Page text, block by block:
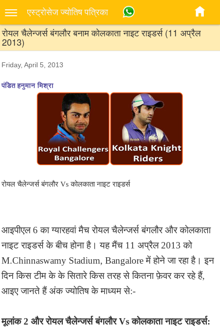
एस्‍ट्रोसेज ज्‍योतिष पत्रिका
रोयल चैलेन्जर्स बंगलौर बनाम कोलकाता नाइट राइडर्स (11 अप्रैल
2013)
Friday, April 5, 2013
पंडित हनुमान मिश्रा
रोयल चैलेन्जर्स बंगलौर Vs कोलकाता नाइट राइडर्स
आइपीएल 6 का ग्यारहवां मैच रोयल चैलेन्जर्स बंगलौर और कोलकाता
नाइट राइडर्स के बीच होना है। यह मैंच 11 अप्रैल 2013 को
M.Chinnaswamy Stadium, Bangalore में होने जा रहा है। इन
दिन किस टीम के के सितारे किस तरह से कितना फ़ेवर कर रहे हैं,
आइए जानते हैं अंक ज्योतिष के माध्यम से:-
मूलांक 2 और रोयल चैलेन्जर्स बंगलौर Vs कोलकाता नाइट राइडर्स: